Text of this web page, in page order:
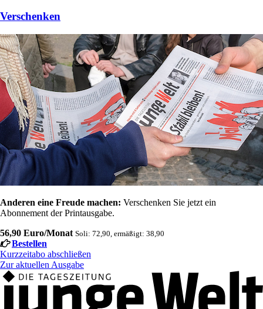
Verschenken
Anderen eine Freude machen: Verschenken Sie jetzt ein
Abonnement der Printausgabe.
56,90 Euro/Monat Soli: 72,90, ermäßigt: 38,90
Bestellen
Kurzzeitabo abschließen
Zur aktuellen Ausgabe